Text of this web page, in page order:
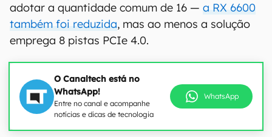
adotar a quantidade comum de 16 — a RX 6600
também foi reduzida, mas ao menos a solução
emprega 8 pistas PCIe 4.0.
O Canaltech está no
WhatsApp!
Entre no canal e acompanhe
notícias e dicas de tecnologia
WhatsApp